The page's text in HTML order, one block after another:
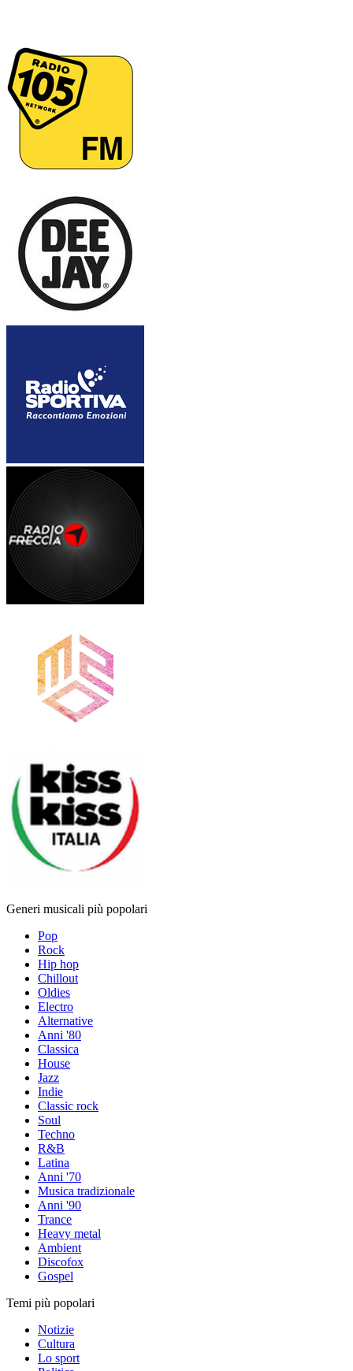
Generi musicali più popolari
Pop
Rock
Hip hop
Chillout
Oldies
Electro
Alternative
Anni '80
Classica
House
Jazz
Indie
Classic rock
Soul
Techno
R&B
Latina
Anni '70
Musica tradizionale
Anni '90
Trance
Heavy metal
Ambient
Discofox
Gospel
Temi più popolari
Notizie
Cultura
Lo sport